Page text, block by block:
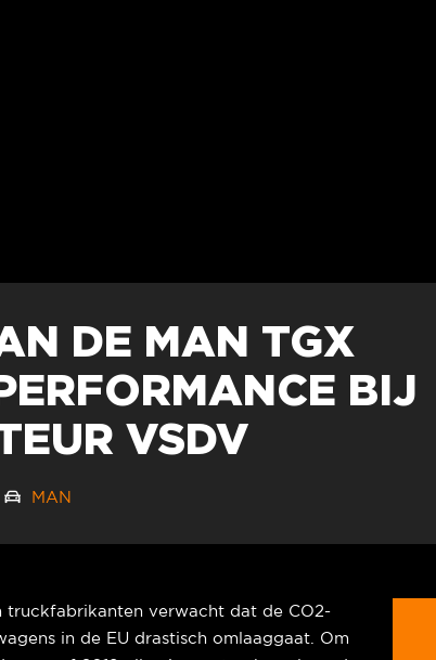
DE MAN TGX
BIJ
VSDV
MAN
truckfabrikanten verwacht dat de CO2-
in de EU drastisch omlaaggaat. Om